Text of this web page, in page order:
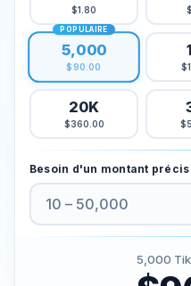
Acheter des J'aime TikTok
Acheter des vues en direct
Acheter des vues TikTok
Twitter Services
Acheter des abonnés
Acheter des impressions
Acheter des mentions
Acheter des vues sur Twitter
Acheter des vues vidéo sur
$1.80
POPULAIRE
5,000
$90.00
20K
$360.00
Besoin d'un montant précis
5,000